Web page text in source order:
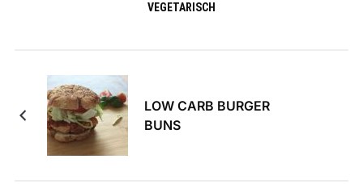
VEGETARISCH
LOW CARB BURGER
BUNS